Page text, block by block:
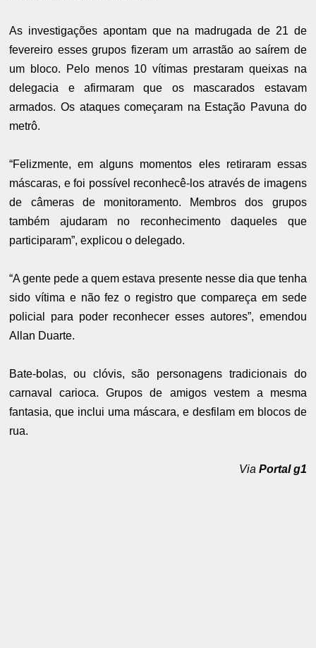
As investigações apontam que na madrugada de 21 de
fevereiro esses grupos fizeram um arrastão ao saírem de
um bloco. Pelo menos 10 vítimas prestaram queixas na
delegacia e afirmaram que os mascarados estavam
armados.Os ataques começaram na Estação Pavuna do
metrô.
“Felizmente, em alguns momentos eles retiraram essas
máscaras, e foi possível reconhecê-los através de imagens
de câmeras de monitoramento. Membros dos grupos
também ajudaram no reconhecimento daqueles que
participaram”, explicou o delegado.
“A gente pede a quem estava presente nesse dia que tenha
sido vítima e não fez o registro que compareça em sede
policial para poder reconhecer esses autores”, emendou
Allan Duarte.
Bate-bolas, ou clóvis, são personagens tradicionais do
carnaval carioca. Grupos de amigos vestem a mesma
fantasia, que inclui uma máscara, e desfilam em blocos de
rua.
Via Portal g1